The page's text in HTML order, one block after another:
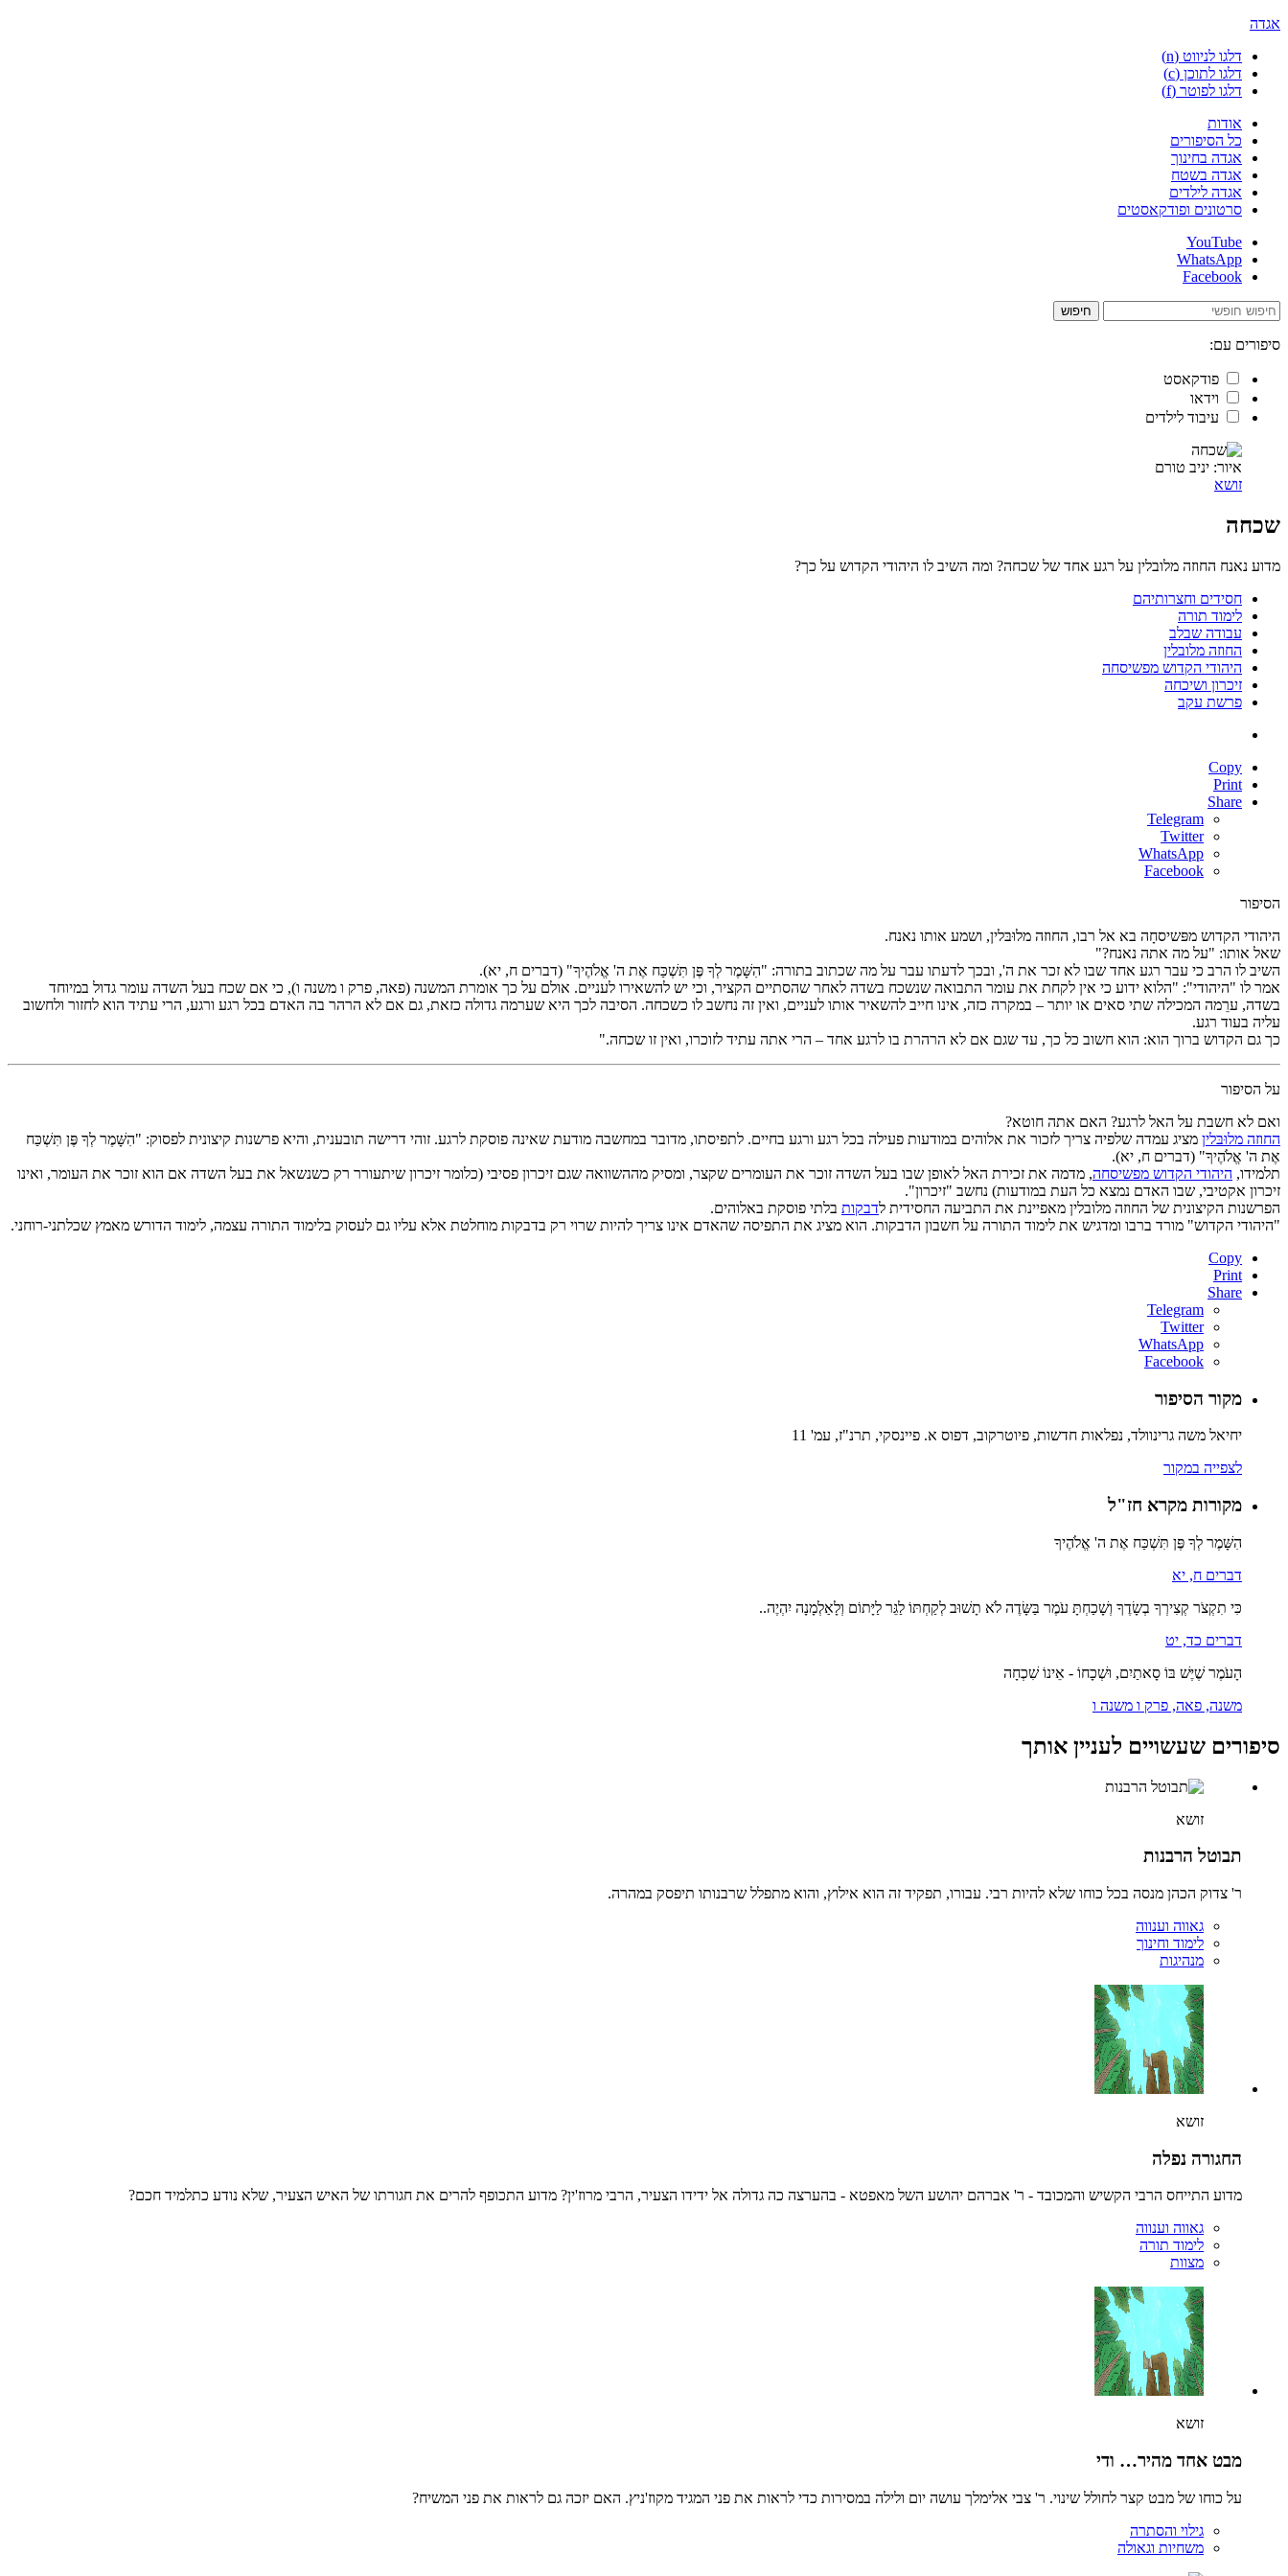
אגדה
דלגו לניווט (n)
דלגו לתוכן (c)
דלגו לפוטר (f)
אודות
כל הסיפורים
אגדה בחינוך
אגדה בשטח
אגדה לילדים
סרטונים ופודקאסטים
YouTube
WhatsApp
Facebook
חיפוש
סיפורים עם:
פודקאסט
וידאו
עיבוד לילדים
איור: יניב טורם
זושא
שכחה
מדוע נאנח החוזה מלובלין על רגע אחד של שכחה? ומה השיב לו היהודי הקדוש על כך?
חסידים וחצרותיהם
לימוד תורה
עבודה שבלב
החוזה מלובלין
היהודי הקדוש מפשיסחה
זיכרון ושיכחה
פרשת עקב
Copy
Print
Share
Telegram
Twitter
WhatsApp
Facebook
הסיפור
היהודי הקדוש מפּשיסחָה בא אל רבו, החוזה מלוּבּלין, ושמע אותו נאנח.
שאל אותו: "על מה אתה נאנח?"
השיב לו הרב כי עבר רגע אחד שבו לא זכר את ה', ובכך לדעתו עבר על מה שכתוב בתורה: "הִשָּׁמֶר לְךָ פֶּן תִּשְׁכַּח אֶת ה' אֱלֹהֶיךָ" (דברים ח, יא).
אמר לו "היהודי": "הלוא ידוע כי אין לקחת את עומר התבואה שנשכח בשדה לאחר שהסתיים הקציר, וכי יש להשאירו לעניים. אולם על כך אומרת המשנה (פאה, פרק ו משנה ו), כי אם שכח בעל השדה עומר גדול במיוחד
בשדה, ערֵמה המכילה שתי סאים או יותר – במקרה כזה, אינו חייב להשאיר אותו לעניים, ואין זה נחשב לו כשכחה. הסיבה לכך היא שערמה גדולה כזאת, גם אם לא הרהר בה האדם בכל רגע ורגע, הרי עתיד הוא לחזור ולחשוב
עליה בעוד רגע.
כך גם הקדוש ברוך הוא: הוא חשוב כל כך, עד שגם אם לא הרהרת בו לרגע אחד – הרי אתה עתיד לזוכרו, ואין זו שכחה."
על הסיפור
ואם לא חשבת על האל לרגע? האם אתה חוטא?
החוזה מלוּבּלין מציג עמדה שלפיה צריך לזכור את אלוהים במודעות פעילה בכל רגע ורגע בחיים. לתפיסתו, מדובר במחשבה מודעת שאינה פוסקת לרגע. זוהי דרישה תובענית, והיא פרשנות קיצונית לפסוק: "הִשָּׁמֶר לְךָ פֶּן תִּשְׁכַּח
אֶת ה' אֱלֹהֶיךָ" (דברים ח, יא).
תלמידו, היהודי הקדוש מפשיסחה, מדמה את זכירת האל לאופן שבו בעל השדה זוכר את העומרים שקצר, ומסיק מההשוואה שגם זיכרון פסיבי (כלומר זיכרון שיתעורר רק כשנשאל את בעל השדה אם הוא זוכר את העומר, ואינו
זיכרון אקטיבי, שבו האדם נמצא כל העת במודעות) נחשב "זיכרון".
הפרשנות הקיצונית של החוזה מלובלין מאפיינת את התביעה החסידית לדבקות בלתי פוסקת באלוהים.
"היהודי הקדוש" מורד ברבו ומדגיש את לימוד התורה על חשבון הדבקות. הוא מציג את התפיסה שהאדם אינו צריך להיות שרוי רק בדבקות מוחלטת אלא עליו גם לעסוק בלימוד התורה עצמה, לימוד הדורש מאמץ שכלתני-רוחני.
Copy
Print
Share
Telegram
Twitter
WhatsApp
Facebook
מקור הסיפור
יחיאל משה גרינוולד, נפלאות חדשות, פיוטרקוב, דפוס א. פיינסקי, תרנ"ז, עמ' 11
לצפייה במקור
מקורות מקרא חז"ל
הִשָּׁמֶר לְךָ פֶּן תִּשְׁכַּח אֶת ה' אֱלֹהֶיךָ
דברים ח, יא
כִּי תִקְצֹר קְצִירְךָ בְשָׂדֶךָ וְשָׁכַחְתָּ עֹמֶר בַּשָּׂדֶה לֹא תָשׁוּב לְקַחְתּוֹ לַגֵּר לַיָּתוֹם וְלָאַלְמָנָה יִהְיֶה..
דברים כד, יט
הָעֹמֶר שֶׁיֶּשׁ בּוֹ סָאתַיִם, וּשְׁכָחוֹ - אֵינוֹ שִׁכְחָה
משנה, פאה, פרק ו משנה ו
סיפורים שעשויים לעניין אותך
זושא
תבוטל הרבנות
ר' צדוק הכהן מנסה בכל כוחו שלא להיות רבי. עבורו, תפקיד זה הוא אילוץ, והוא מתפלל שרבנותו תיפסק במהרה.
גאווה וענווה
לימוד וחינוך
מנהיגות
זושא
החגורה נפלה
מדוע התייחס הרבי הקשיש והמכובד - ר' אברהם יהושע השל מאפטא - בהערצה כה גדולה אל ידידו הצעיר, הרבי מרוז'ין? מדוע התכופף להרים את חגורתו של האיש הצעיר, שלא נודע כתלמיד חכם?
גאווה וענווה
לימוד תורה
מצוות
זושא
מבט אחד מהיר… ודי
על כוחו של מבט קצר לחולל שינוי. ר' צבי אלימלך עושה יום ולילה במסירות כדי לראות את פני המגיד מקוז'ניץ. האם יזכה גם לראות את פני המשיח?
גילוי והסתרה
משחיות וגאולה